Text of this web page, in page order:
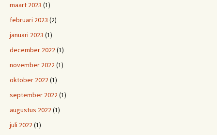
maart 2023 (1)
februari 2023 (2)
januari 2023 (1)
december 2022(1)
november 2022(1)
oktober 2022(1)
september 2022(1)
augustus 2022(1)
juli 2022(1)